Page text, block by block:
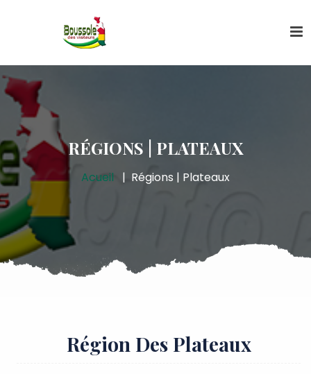
RÉGIONS | PLATEAUX
Acueil Régions | Plateaux
Région Des Plateaux